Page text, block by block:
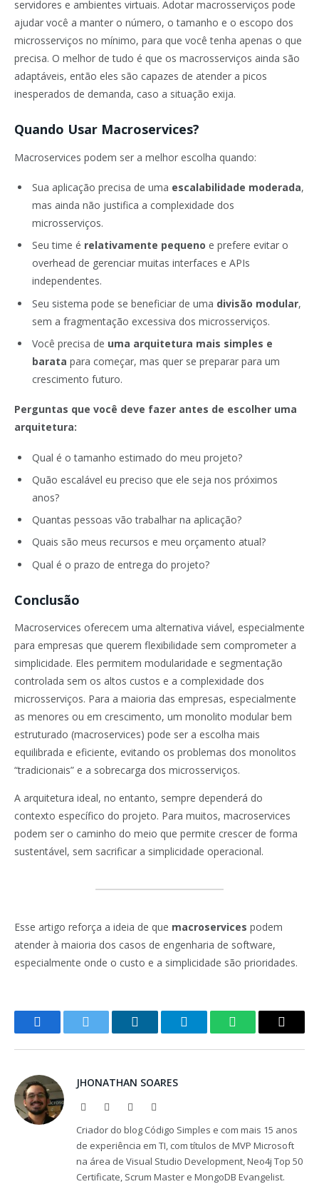
servidores e ambientes virtuais. Adotar macrosserviços pode
ajudar você a manter o número, o tamanho e o escopo dos
microsserviços no mínimo, para que você tenha apenas o que
precisa. O melhor de tudo é que os macrosserviços ainda são
adaptáveis, então eles são capazes de atender a picos
inesperados de demanda, caso a situação exija.
Quando Usar Macroservices?
Macroservices podem ser a melhor escolha quando:
Sua aplicação precisa de uma escalabilidade moderada,
mas ainda não justifica a complexidade dos
microsserviços.
Seu time é relativamente pequeno e prefere evitar o
overhead de gerenciar muitas interfaces e APIs
independentes.
Seu sistema pode se beneficiar de uma divisão modular,
sem a fragmentação excessiva dos microsserviços.
Você precisa de uma arquitetura mais simples e
barata para começar, mas quer se preparar para um
crescimento futuro.
Perguntas que você deve fazer antes de escolher uma
arquitetura:
Qual é o tamanho estimado do meu projeto?
Quão escalável eu preciso que ele seja nos próximos
anos?
Quantas pessoas vão trabalhar na aplicação?
Quais são meus recursos e meu orçamento atual?
Qual é o prazo de entrega do projeto?
Conclusão
Macroservices oferecem uma alternativa viável, especialmente
para empresas que querem flexibilidade sem comprometer a
simplicidade. Eles permitem modularidade e segmentação
controlada sem os altos custos e a complexidade dos
microsserviços. Para a maioria das empresas, especialmente
as menores ou em crescimento, um monolito modular bem
estruturado (macroservices) pode ser a escolha mais
equilibrada e eficiente, evitando os problemas dos monolitos
“tradicionais” e a sobrecarga dos microsserviços.
A arquitetura ideal, no entanto, sempre dependerá do
contexto específico do projeto. Para muitos, macroservices
podem ser o caminho do meio que permite crescer de forma
sustentável, sem sacrificar a simplicidade operacional.
Esse artigo reforça a ideia de que macroservices podem
atender à maioria dos casos de engenharia de software,
especialmente onde o custo e a simplicidade são prioridades.
FacebookTwitter LinkedInTelegramWhatsAppCopy
JHONATHAN SOARES
Website Facebook
Criador do blog Código Simples e com mais 15 anos
de experiência em TI, com títulos de MVP Microsoft
na área de Visual Studio Development, Neo4j Top 50
Certificate, Scrum Master e MongoDB Evangelist.